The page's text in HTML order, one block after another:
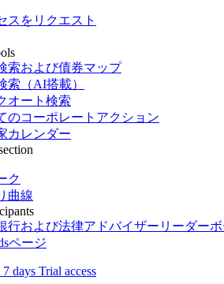
スをリクエスト
索および債券マップ
索（AI搭載）
オート検索
のコーポレートアクション
カレンダー
ク
曲線
行および法律アドバイザーリーダーボ
ページ
7 days Trial access